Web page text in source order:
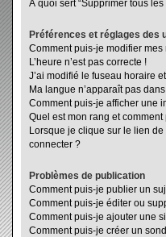
À quoi sert “Supprimer tous
Préférences et réglages des
Comment puis-je modifier mes
L’heure n’est pas correcte !
J’ai modifié le fuseau horaire
Ma langue n’apparaît pas
Comment puis-je afficher une
Quel est mon rang et
Lorsque je clique sur le lien de
connecter ?
Problèmes de publication
Comment puis-je publier un
Comment puis-je éditer ou
Comment puis-je ajouter une
Comment puis-je créer un